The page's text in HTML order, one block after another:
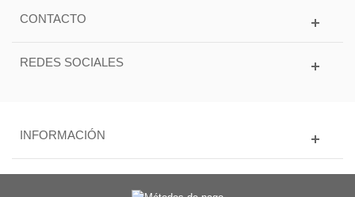
CONTACTO
REDES SOCIALES
INFORMACIÓN